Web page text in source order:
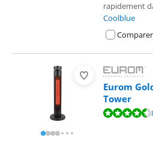
rapidement
Coolblue
Comparer
Eurom
Tower
La note est de 9,1 sur 10, basée sur 85